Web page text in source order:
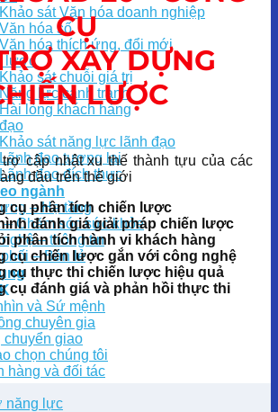
Khảo sát Văn hóa doanh nghiệp
Văn hóa số
Văn hóa thích ứng, đổi mới
lược
Khảo sát chuỗi giá trị
lực cạnh tranh
lòng khách hàng
Khảo sát năng lực lãnh đạo
đạo tương lai
đạo đích thực
ngành
– Hạ tầng
Chăm sóc sức khỏe
– thông tin
– Bán lẻ
và Sứ mệnh
chuyên gia
chuyển giao
chọn chúng tôi
hàng và đối tác
năng lực
CỤ
XÂY DỰNG
LƯỢC
cập nhật xu thế thành tựu của các
đầu trên thế giới
cụ phân tích chiến lược
đánh giá giải pháp chiến lược
phân tích hành vi khách hàng
cụ chiến lược gắn với công nghệ
cụ thực thi chiến lược hiệu quả
cụ đánh giá và phản hồi thực thi